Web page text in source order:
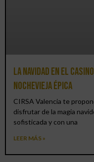
La Navidad en el
Nochevieja épica
CIRSA Valencia te
disfrutar de la magia
sofisticada y con una
LEER MÁS »